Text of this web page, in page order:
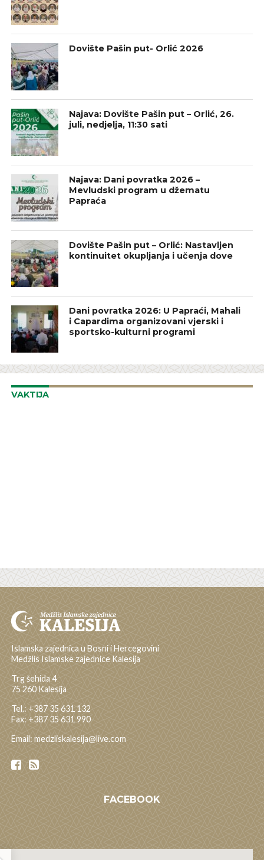
Dovište Pašin put- Orlić 2026
Najava: Dovište Pašin put – Orlić, 26.
juli, nedjelja, 11:30 sati
Najava: Dani povratka 2026 –
Mevludski program u džematu
Papraća
Dovište Pašin put – Orlić: Nastavljen
kontinuitet okupljanja i učenja dove
Dani povratka 2026: U Papraći, Mahali
i Capardima organizovani vjerski i
sportsko-kulturni programi
VAKTIJA
Islamska zajednica u Bosni i Hercegovini
Medžlis Islamske zajednice Kalesija
Trg šehida 4
75 260 Kalesija
Tel.: +387 35 631 132
Fax: +387 35 631 990
Email: medzliskalesija@live.com
FACEBOOK